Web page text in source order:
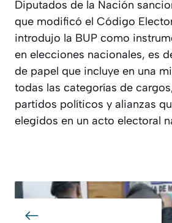
Diputados de la Nación
que modificó el Código
introdujo la BUP como
en elecciones nacionales, es
de papel que incluye en una
todas las categorías de
partidos políticos y alianzas
elegidos en un acto electoral